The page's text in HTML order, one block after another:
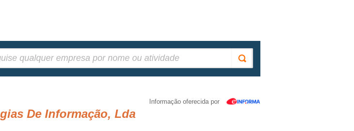
Informação oferecida por
De Informação, Lda